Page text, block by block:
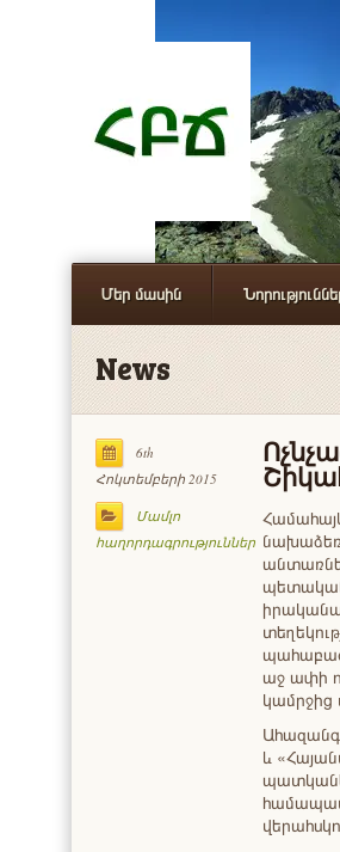
Մեր մասին
News
6th
Հոկտեմբերի 2015
Մամլո
հաղորդագրություններ
աջ ափի
կամրջից
և